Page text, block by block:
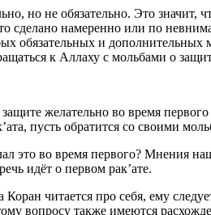
но не обязательно. Это
сделано намеренно или по
и дополнительных
к Аллаху с мольбами о
желательно во время первого
пусть обратится со своими
это во время первого? Мнения
идёт о первом рак’ате.
читается про себя, ему
вопросу также имеются